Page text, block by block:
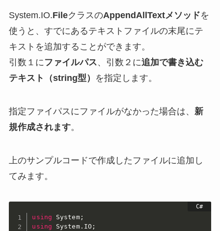
System.IO.FileクラスのAppendAllTextメソッドを
使うと、すでにあるテキストファイルの末尾にテ
キストを追加することができます。
引数１にファイルパス、引数２に追加で書き込む
テキスト（string型）
を指定します。
指定ファイパスにファイルがなかった場合は、 新
規作成されます。
上のサンプルコードで作成したファイルに追加し
てみます。
using System;
using System. IO ;